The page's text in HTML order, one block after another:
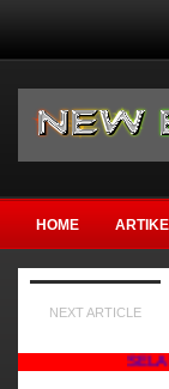
HOME
NEXT ARTICLE
SELAMAT